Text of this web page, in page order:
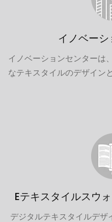
イノベー
イノベーションセンターは
なテキスタイルのデザイン
Eテキスタイルスウ
デジタルテキスタイルデザ